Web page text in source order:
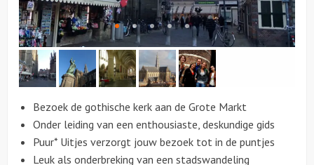
Sport en spel
Citygames
Quizzen en spellen
Speurtochten
Sportieve activiteiten
Bezoek de gothische kerk aan de Grote Markt
Onder leiding van een enthousiaste, deskundige gids
Puur* Uitjes verzorgt jouw bezoek tot in de puntjes
Leuk als onderbreking van een stadswandeling